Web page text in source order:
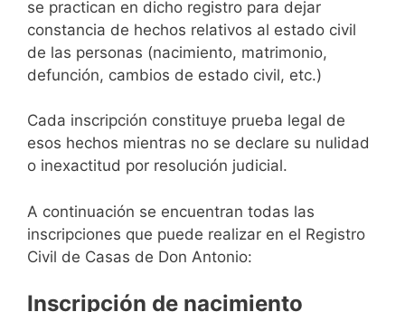
se practican en dicho registro para dejar
constancia de hechos relativos al estado civil
de las personas (nacimiento, matrimonio,
defunción, cambios de estado civil, etc.)
Cada inscripción constituye prueba legal de
esos hechos mientras no se declare su nulidad
o inexactitud por resolución judicial.
A continuación se encuentran todas las
inscripciones que puede realizar en el Registro
Civil de Casas de Don Antonio:
Inscripción de nacimiento